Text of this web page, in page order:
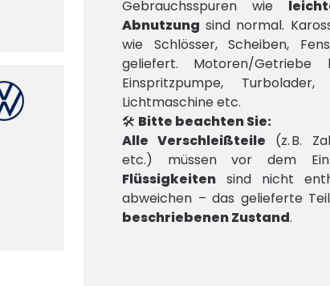
Gebrauchsspuren wie
Abnutzung sind normal.
wie Schlösser, Scheiben,
geliefert. Motoren/Getriebe
Einspritzpumpe,
Lichtmaschine etc.
🛠️ Bitte beachten Sie:
Alle Verschleißteile (z. B.
etc.) müssen vor dem
Flüssigkeiten sind nicht
abweichen – das gelieferte
beschriebenen Zustand.